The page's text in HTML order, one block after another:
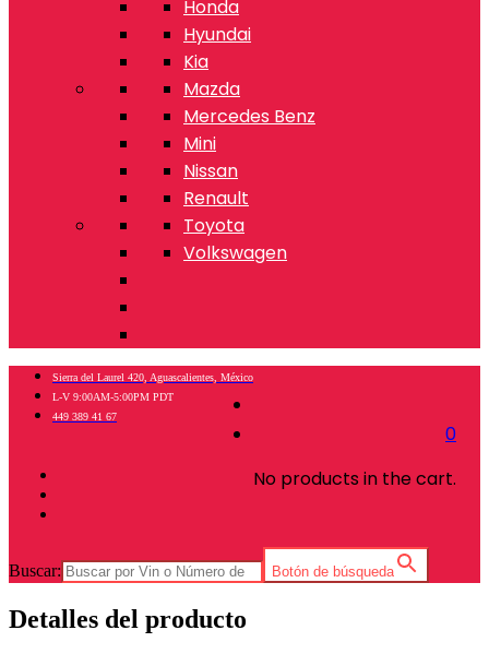
Honda
Hyundai
Kia
Mazda
Mercedes Benz
Mini
Nissan
Renault
Toyota
Volkswagen
0
No products in the cart.
Sierra del Laurel 420, Aguascalientes, México
L-V 9:00AM-5:00PM PDT
449 389 41 67
Buscar: Botón de búsqueda
Detalles del producto